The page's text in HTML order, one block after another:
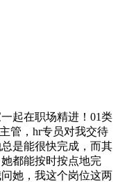
起在职场精进！01类
管，hr专员对我交待
是能很快完成，而其
都能按时按点地完
她，我这个岗位这两